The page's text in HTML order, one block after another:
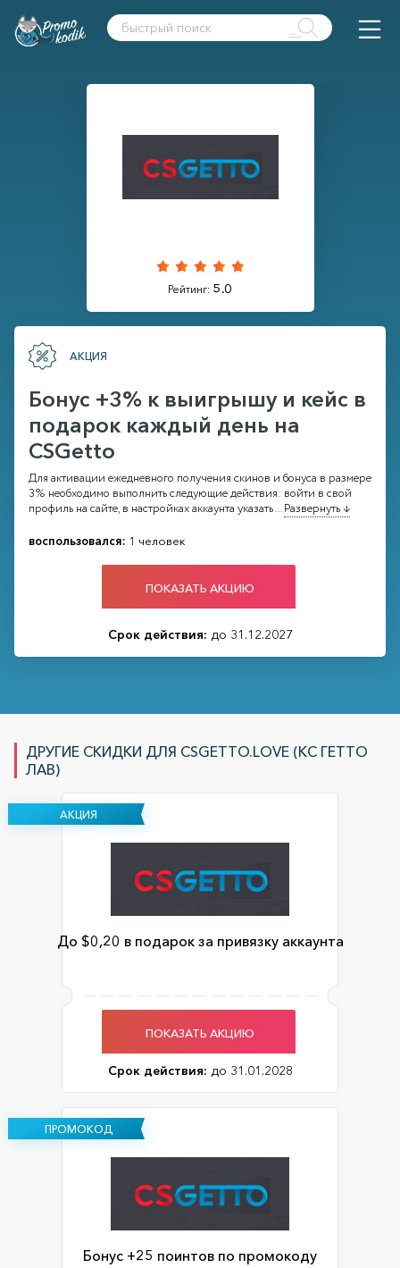
Рейтинг: 5.0
АКЦИЯ
Бонус +3% к выигрышу и кейс в
подарок каждый день на
CSGetto
Для активации ежедневного получения скинов и бонуса в размере
3% необходимо выполнить следующие действия: войти в свой
профиль на сайте, в настройках аккаунта указать...Развернуть ↓
воспользовался: 1 человек
ПОКАЗАТЬ АКЦИЮ
Срок действия: до 31.12.2027
ДРУГИЕ СКИДКИ ДЛЯ CSGETTO.LOVE (КС ГЕТТО
ЛАВ)
АКЦИЯ
До $0,20 в подарок за привязку аккаунта
ПОКАЗАТЬ АКЦИЮ
Срок действия: до 31.01.2028
ПРОМОКОД
Бонус +25 поинтов по промокоду